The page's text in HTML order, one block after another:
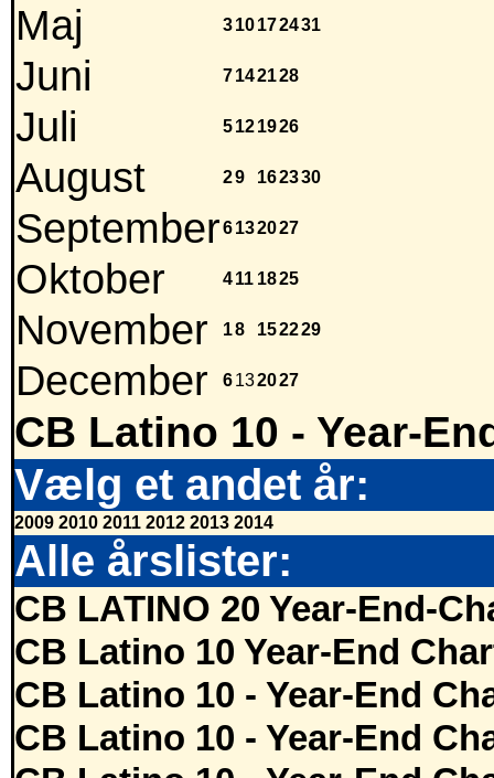
Maj 310172431
Juni 7142128
Juli 5121926
August 29 162330
September6132027
Oktober 411 1825
November 18 152229
December 6132027
CB Latino 10 - Year-
Vælg et andet år:
2009 2010 2011 2012 2013 2014
Alle årslister:
CB LATINO 20 Year-End-
CB Latino 10 Year-End
CB Latino 10 - Year-End
CB Latino 10 - Year-End